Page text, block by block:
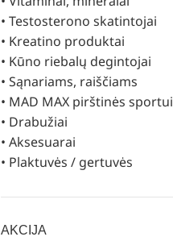
• Testosterono skatintojai
• Kreatino produktai
• Kūno riebalų degintojai
• Sąnariams, raiščiams
• MAD MAX pirštinės sportui
• Drabužiai
• Aksesuarai
• Plaktuvės / gertuvės
AKCIJA